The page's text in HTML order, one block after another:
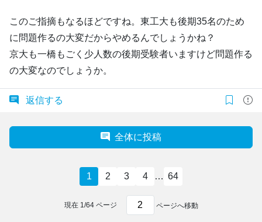
このご指摘もなるほどですね。東工大も後期35名のため
に問題作るの大変だからやめるんでしょうかね？
京大も一橋もごく少人数の後期受験者いますけど問題作る
の大変なのでしょうか。
返信する
全体に投稿
1 2 3 4 … 64
現在 1 /64 ページ ページへ移動